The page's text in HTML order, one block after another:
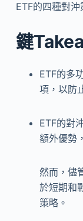
ETF的四種對沖
鍵
ETF的多
項，以防
ETF的對
額外優勢
然而，儘
於短期和
策略。